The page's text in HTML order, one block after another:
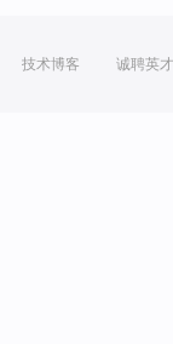
技术博客 诚聘英才